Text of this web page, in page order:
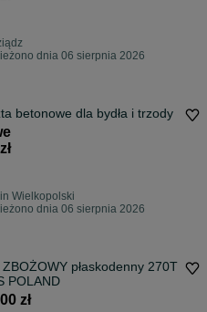
dnia 06 sierpnia 2026
betonowe dla bydła i trzody
Wielkopolski
dnia 06 sierpnia 2026
płaskodenny 270T
POLAND
zł